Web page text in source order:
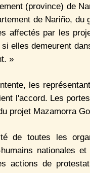
(province) de
de Nariño,
affectés par les
elles demeurent
»
les
l'accord. Les
projet Mazamorra
de toutes les
nationales
actions de